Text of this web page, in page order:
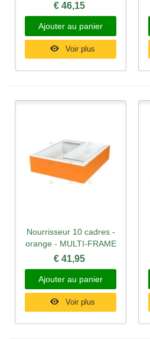
€ 46,15
Ajouter au panier
Voir plus
Nourrisseur 10 cadres -
orange - MULTI-FRAME
€ 41,95
Ajouter au panier
Voir plus